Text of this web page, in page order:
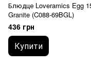
Блюдце Loveramics Egg
Granite (C088-69BGL)
436 грн
Купити